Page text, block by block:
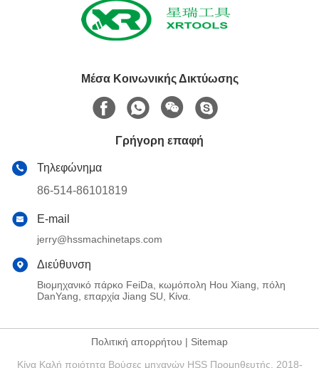
Μέσα Κοινωνικής Δικτύωσης
Γρήγορη επαφή
Τηλεφώνημα
86-514-86101819
E-mail
jerry@hssmachinetaps.com
Διεύθυνση
Βιομηχανικό πάρκο FeiDa, κωμόπολη Hou Xiang, πόλη
DanYang, επαρχία Jiang SU, Κίνα.
Πολιτική απορρήτου | Sitemap
Κίνα Καλή ποιότητα Βρύσες μηχανών HSS Προμηθευτής. 2018-